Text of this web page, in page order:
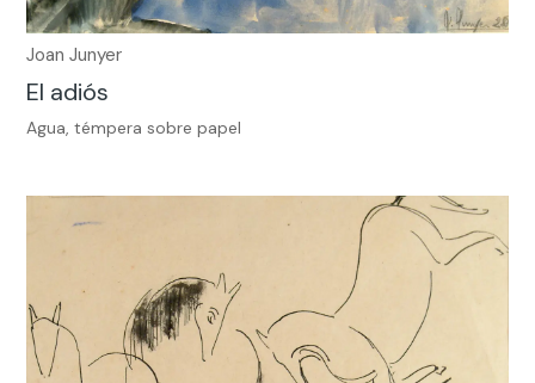
Joan Junyer
El adiós
Agua, témpera sobre papel